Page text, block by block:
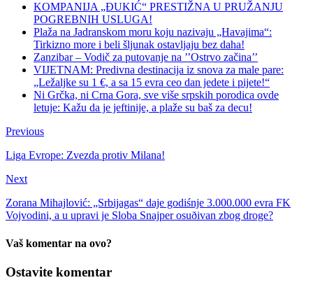
KOMPANIJA „ĐUKIĆ“ PRESTIŽNA U PRUŽANJU
POGREBNIH USLUGA!
Plaža na Jadranskom moru koju nazivaju „Havajima“:
Tirkizno more i beli šljunak ostavljaju bez daha!
Zanzibar – Vodič za putovanje na ’’Ostrvo začina’’
VIJETNAM: Predivna destinacija iz snova za male pare:
„Ležaljke su 1 €, a sa 15 evra ceo dan jedete i pijete!“
Ni Grčka, ni Crna Gora, sve više srpskih porodica ovde
letuje: Kažu da je jeftinije, a plaže su baš za decu!
Previous
Liga Evrope: Zvezda protiv Milana!
Next
Zorana Mihajlović: „Srbijagas“ daje godiśnje 3.000.000 evra FK
Vojvodini, a u upravi je Sloba Snajper osuðivan zbog droge?
Vaš komentar na ovo?
Ostavite komentar